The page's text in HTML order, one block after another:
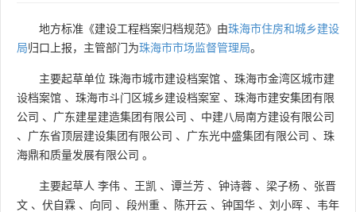
国外标准 技术委员会
地方标准《建设工程档案归档规范》由珠海市住房和城乡建设
局归口上报，主管部门为珠海市市场监督管理局。
主要起草单位 珠海市城市建设档案馆 、 珠海市金湾区城市建
设档案馆 、 珠海市斗门区城乡建设档案室 、 珠海市建安集团有限
公司 、 广东建星建造集团有限公司 、 中建八局南方建设有限公司
、 广东省顶层建设集团有限公司 、 广东光中盛集团有限公司 、 珠
海鼎和质量发展有限公司 。
主要起草人 李伟 、 王凯 、 谭兰芳 、 钟诗蓉 、 梁子杨 、 张晋
文 、 伏自霖 、 向同 、 段州重 、 陈开云 、 钟国华 、 刘小晖 、 韦年